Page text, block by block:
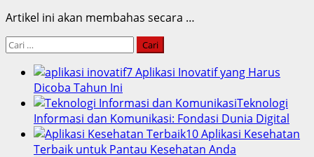
Artikel ini akan membahas secara …
Cari
7 Aplikasi Inovatif yang Harus
Dicoba Tahun Ini
Teknologi
Informasi dan Komunikasi: Fondasi Dunia Digital
10 Aplikasi Kesehatan
Terbaik untuk Pantau Kesehatan Anda